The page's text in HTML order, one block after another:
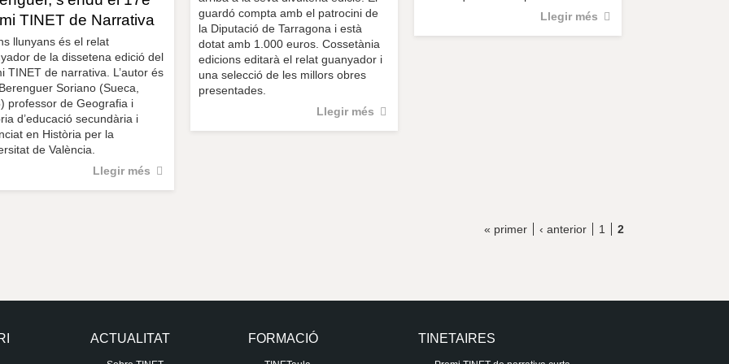
Llegir més
guardó compta amb el patrocini de
la Diputació de Tarragona i està
dotat amb 1.000 euros. Cossetània
edicions editarà el relat guanyador i
una selecció de les millors obres
presentades.
Llegir més
TINET de Narrativa
llunyans és el relat
de la dissetena edició del
TINET de narrativa. L’autor és
Soriano (Sueca,
professor de Geografia i
d’educació secundària i
en Història per la
de València.
Llegir més
« primer ‹ anterior 1 2
ACTUALITAT FORMACIÓ TINETAIRES